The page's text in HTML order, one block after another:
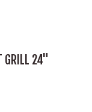
GRILL 24"